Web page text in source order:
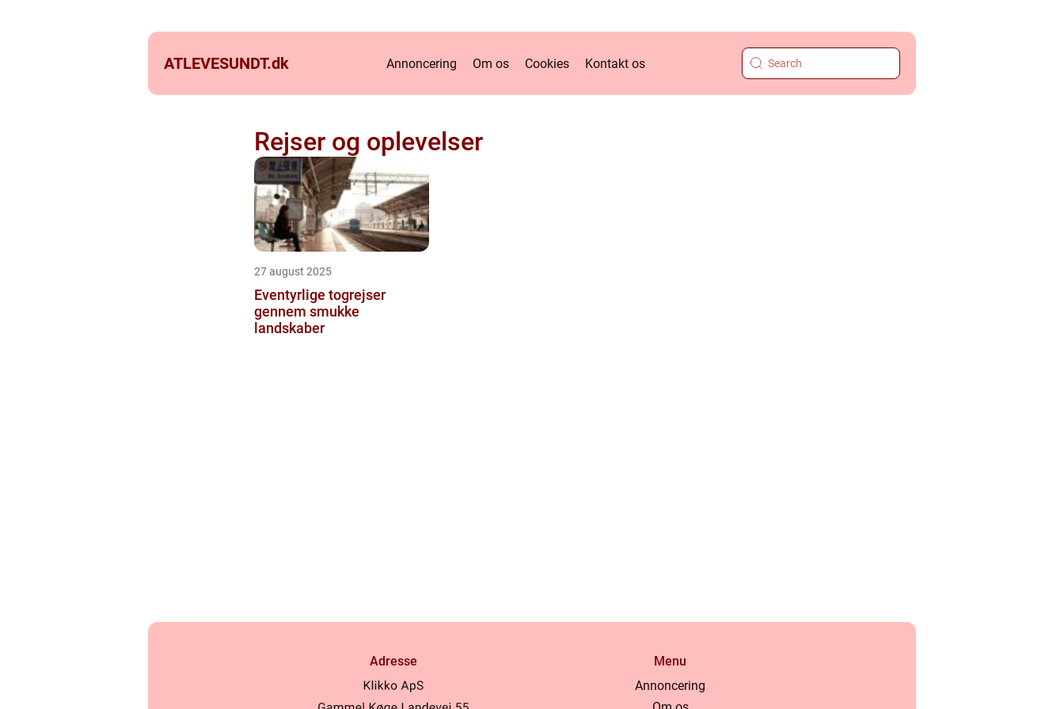
ATLEVESUNDT.dk Annoncering Om os Cookies Kontakt os
Rejser og oplevelser
27 august 2025
Eventyrlige togrejser
gennem smukke
landskaber
Adresse
Menu
Annoncering